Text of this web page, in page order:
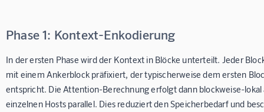
Phase 1: Kontext-Enkodierung
In der ersten Phase wird der Kontext in Blöcke unterteilt. Jeder
mit einem Ankerblock präfixiert, der typischerweise dem ersten
entspricht. Die Attention-Berechnung erfolgt dann blockweise-lokal
einzelnen Hosts parallel. Dies reduziert den Speicherbedarf und